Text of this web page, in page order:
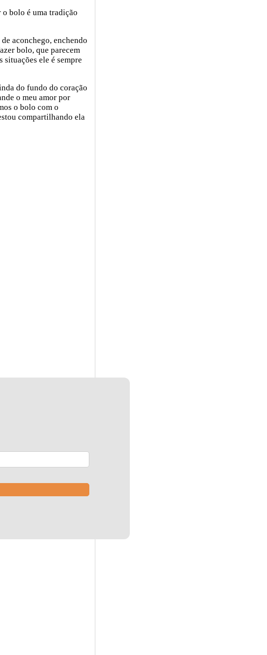
o bolo é uma tradição
aconchego, enchendo
bolo, que parecem
situações ele é sempre
do fundo do coração
o meu amor por
o bolo com o
compartilhando ela